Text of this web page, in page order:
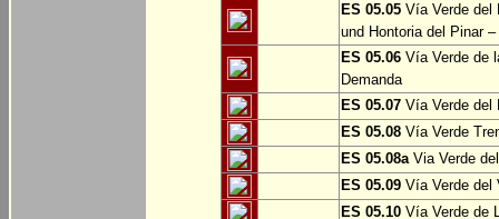
ES 05.05 Vía Verde del
und Hontoria del Pinar
ES 05.06 Vía Verde de
Demanda
ES 05.07 Vía Verde del
ES 05.08 Vía Verde
ES 05.08aVia Verde
ES 05.09 Vía Verde del
ES 05.10 Vía Verde de